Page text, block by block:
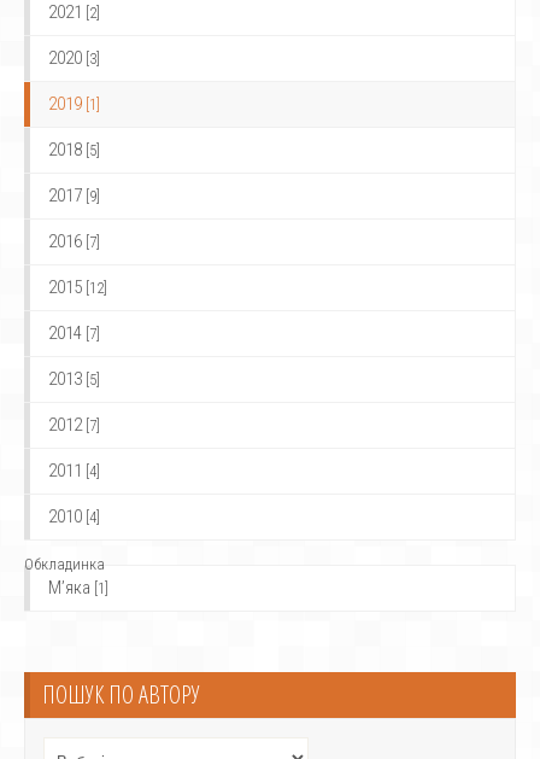
2021 [2]
2020 [3]
2019 [1]
2018 [5]
2017 [9]
2016 [7]
2015 [12]
2014 [7]
2013 [5]
2012 [7]
2011 [4]
2010 [4]
Обкладинка
М’яка [1]
ПОШУК ПО АВТОРУ